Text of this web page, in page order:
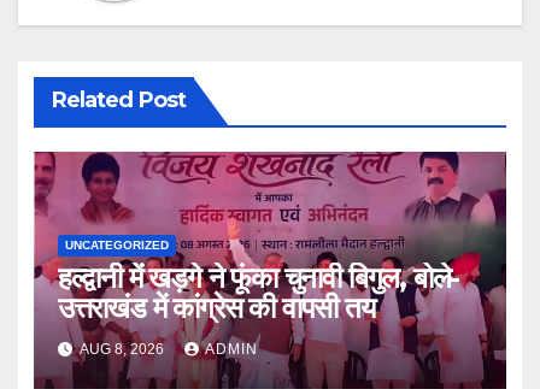
Related Post
UNCATEGORIZED
हल्द्वानी में खड़गे ने फूंका चुनावी बिगुल, बोले-
उत्तराखंड में कांग्रेस की वापसी तय
AUG 8, 2026 ADMIN